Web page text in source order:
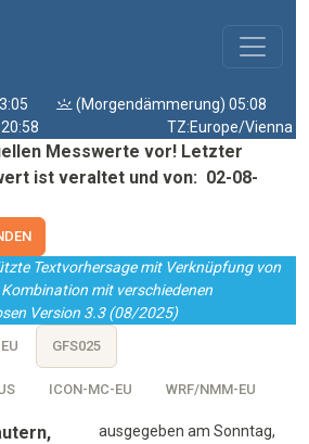
(Morgendämmerung) 05:08
TZ:Europe/Vienna
Messwerte vor! Letzter
ist veraltet und von: 02-08-
Textvorhersage mit Verknüpfung von
mit verschiedenen
Version 3.3 (08/2025)
GFS025
ICON-MC-EU WRF/NMM-EU
ausgegeben am Sonntag,